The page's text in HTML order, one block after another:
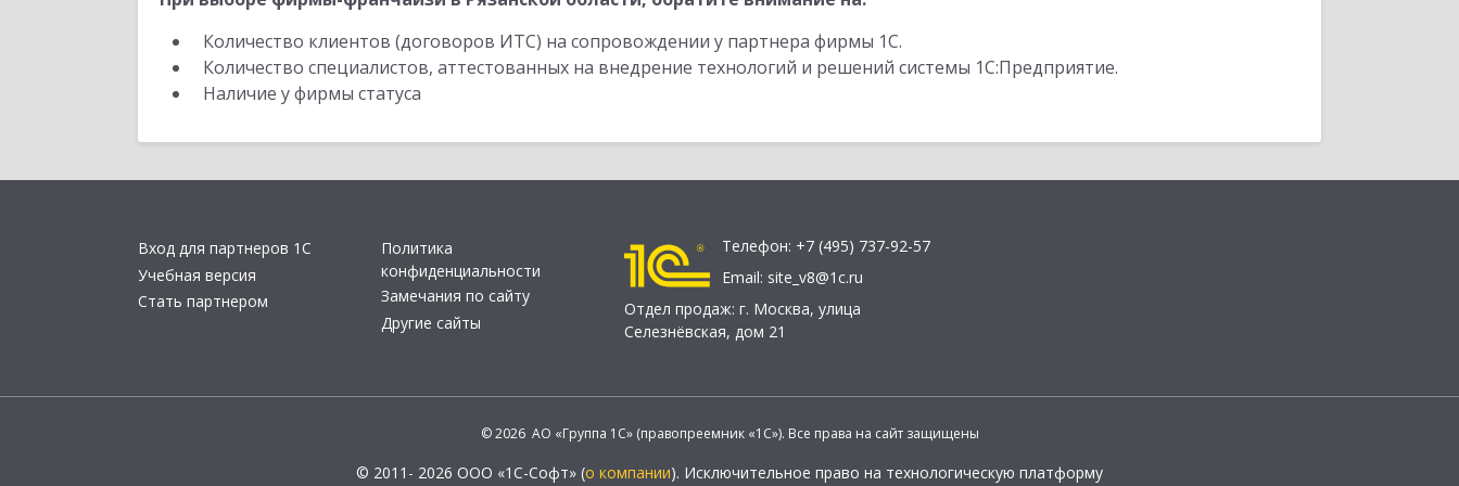
Количество клиентов (договоров ИТС) на сопровождении у партнера фирмы 1С.
Количество специалистов, аттестованных на внедрение технологий и решений системы 1С:Предприятие.
Наличие у фирмы статуса
Вход для партнеров 1С
Учебная версия
Стать партнером
Политика
конфиденциальности
Замечания по сайту
Другие сайты
Телефон: +7 (495) 737-92-57
Email: site_v8@1c.ru
Отдел продаж: г. Москва, улица
Селезнёвская, дом 21
© 2026 АО «Группа 1С» (правопреемник «1С»). Все права на сайт защищены
© 2011- 2026 ООО «1С-Софт» (о компании). Исключительное право на технологическую платформу